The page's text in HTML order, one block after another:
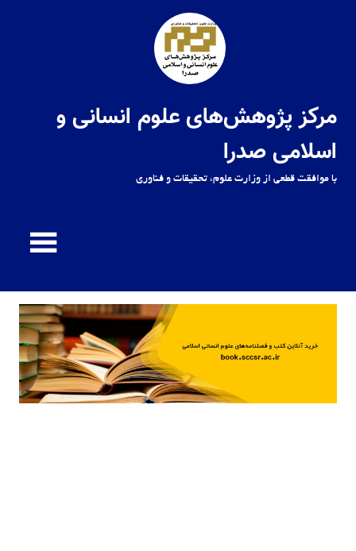
مرکز پژوهش‌های علوم انسانی و
اسلامی صدرا
با موافقت قطعی از وزارت علوم، تحقیقات و فناوری